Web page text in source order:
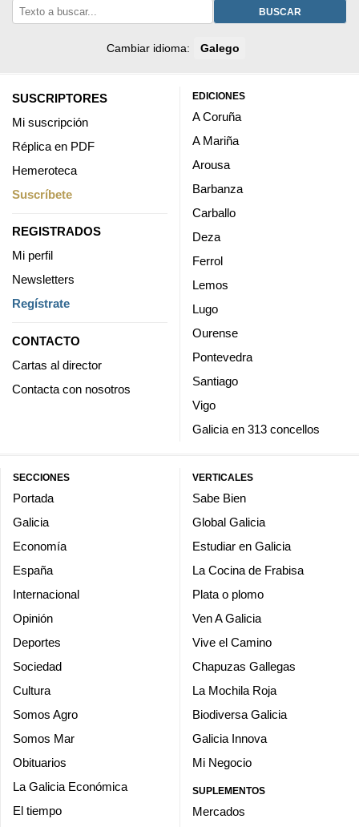
BUSCAR
Cambiar idioma: Galego
SUSCRIPTORES
Mi suscripción
Réplica en PDF
Hemeroteca
Suscríbete
REGISTRADOS
Mi perfil
Newsletters
Regístrate
CONTACTO
Cartas al director
Contacta con nosotros
EDICIONES
A Coruña
A Mariña
Arousa
Barbanza
Carballo
Deza
Ferrol
Lemos
Lugo
Ourense
Pontevedra
Santiago
Vigo
Galicia en 313 concellos
SECCIONES
Portada
Galicia
Economía
España
Internacional
Opinión
Deportes
Sociedad
Cultura
Somos Agro
Somos Mar
Obituarios
La Galicia Económica
El tiempo
VERTICALES
Sabe Bien
Global Galicia
Estudiar en Galicia
La Cocina de Frabisa
Plata o plomo
Ven A Galicia
Vive el Camino
Chapuzas Gallegas
La Mochila Roja
Biodiversa Galicia
Galicia Innova
Mi Negocio
SUPLEMENTOS
Mercados